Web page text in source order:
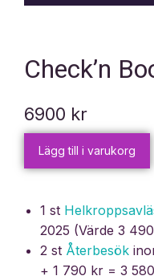
Check’n
6900 kr
Lägg till i varukorg
1 st
2025 (Värde 3
2 st Återbesök
+ 1 790 kr = 3